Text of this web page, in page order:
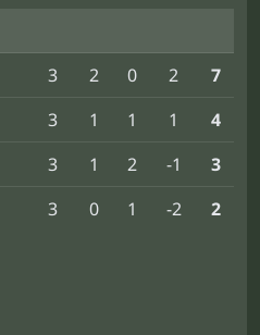
3 2 0 2
7
3 1 1 1
4
3 1 2 -1
3
3 0 1 -2
2